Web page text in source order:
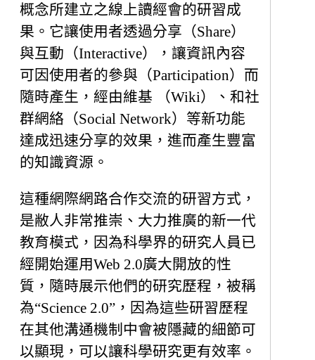
概念所建立之線上讀經會的研習成
果。它讓使用者透過分享（Share）
與互動（Interactive），讓資訊內容
可因使用者的參與（Participation）而
隨時產生，經由維基 （Wiki）、和社
群網絡（Social Network）等新功能
達成迅速分享的效果，進而產生豐富
的知識資源。
這種網際網路合作交流的研習方式，
是敝人非常推崇、大力推廣的新一代
教育模式，因為科學界的研究人員已
經開始運用Web 2.0廣大開放的性
質，隨時展示他們的研究歷程，被稱
為“Science 2.0”，因為這些研習歷程
在其他溝通機制中會被隱藏的細節可
以顯現，可以讓科學研究更有效率。